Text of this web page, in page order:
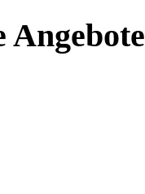
Angebote